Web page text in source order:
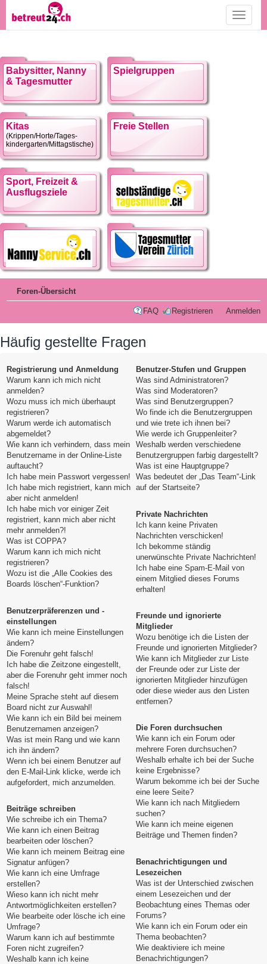
Toggle
Babysitter, Nanny
& Tagesmutter
Spielgruppen
Kitas
(Krippen/Horte/Tages-
kindergarten/Mittagstische)
Freie Stellen
Sport, Freizeit &
Ausflugsziele
Foren-Übersicht
FAQ Registrieren Anmelden
Häufig gestellte Fragen
Registrierung und Anmeldung
Warum kann ich mich nicht
anmelden?
Wozu muss ich mich überhaupt
registrieren?
Warum werde ich automatisch
abgemeldet?
Wie kann ich verhindern, dass mein
Benutzername in der Online-Liste
auftaucht?
Ich habe mein Passwort vergessen!
Ich habe mich registriert, kann mich
aber nicht anmelden!
Ich habe mich vor einiger Zeit
registriert, kann mich aber nicht
mehr anmelden?!
Was ist COPPA?
Warum kann ich mich nicht
registrieren?
Wozu ist die „Alle Cookies des
Boards löschen“-Funktion?
Benutzerpräferenzen und -
einstellungen
Wie kann ich meine Einstellungen
ändern?
Die Forenuhr geht falsch!
Ich habe die Zeitzone eingestellt,
aber die Forenuhr geht immer noch
falsch!
Meine Sprache steht auf diesem
Board nicht zur Auswahl!
Wie kann ich ein Bild bei meinem
Benutzernamen anzeigen?
Was ist mein Rang und wie kann
ich ihn ändern?
Wenn ich bei einem Benutzer auf
den E-Mail-Link klicke, werde ich
aufgefordert, mich anzumelden.
Beiträge schreiben
Wie schreibe ich ein Thema?
Wie kann ich einen Beitrag
bearbeiten oder löschen?
Wie kann ich meinem Beitrag eine
Signatur anfügen?
Wie kann ich eine Umfrage
erstellen?
Wieso kann ich nicht mehr
Antwortmöglichkeiten erstellen?
Wie bearbeite oder lösche ich eine
Umfrage?
Warum kann ich auf bestimmte
Foren nicht zugreifen?
Weshalb kann ich keine
Benutzer-Stufen und Gruppen
Was sind Administratoren?
Was sind Moderatoren?
Was sind Benutzergruppen?
Wo finde ich die Benutzergruppen
und wie trete ich ihnen bei?
Wie werde ich Gruppenleiter?
Weshalb werden verschiedene
Benutzergruppen farbig dargestellt?
Was ist eine Hauptgruppe?
Was bedeutet der „Das Team“-Link
auf der Startseite?
Private Nachrichten
Ich kann keine Privaten
Nachrichten verschicken!
Ich bekomme ständig
unerwünschte Private Nachrichten!
Ich habe eine Spam-E-Mail von
einem Mitglied dieses Forums
erhalten!
Freunde und ignorierte
Mitglieder
Wozu benötige ich die Listen der
Freunde und ignorierten Mitglieder?
Wie kann ich Mitglieder zur Liste
der Freunde oder zur Liste der
ignorierten Mitglieder hinzufügen
oder diese wieder aus den Listen
entfernen?
Die Foren durchsuchen
Wie kann ich ein Forum oder
mehrere Foren durchsuchen?
Weshalb erhalte ich bei der Suche
keine Ergebnisse?
Warum bekomme ich bei der Suche
eine leere Seite?
Wie kann ich nach Mitgliedern
suchen?
Wie kann ich meine eigenen
Beiträge und Themen finden?
Benachrichtigungen und
Lesezeichen
Was ist der Unterschied zwischen
einem Lesezeichen und der
Beobachtung eines Themas oder
Forums?
Wie kann ich ein Forum oder ein
Thema beobachten?
Wie deaktiviere ich meine
Benachrichtigungen?